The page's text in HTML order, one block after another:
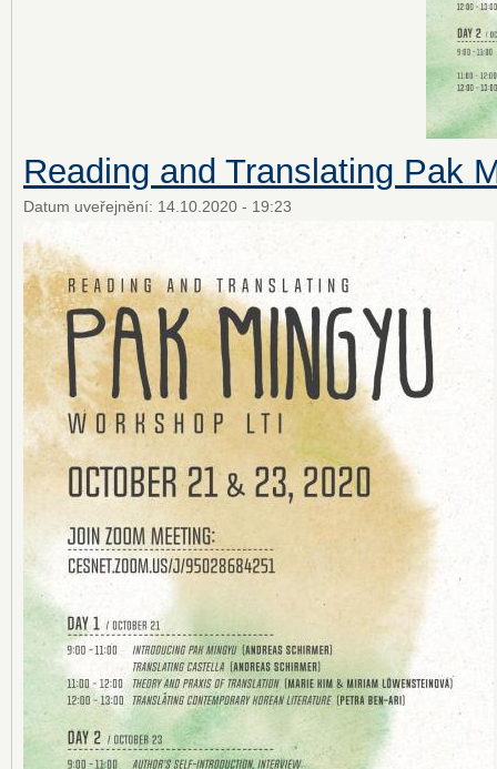
Reading and Translating Pak
Datum uveřejnění: 14.10.2020 - 19:23